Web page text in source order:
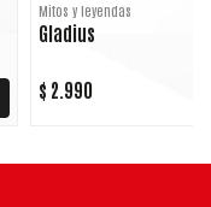
Mitos y leyendas
Gladius
$ 2.990